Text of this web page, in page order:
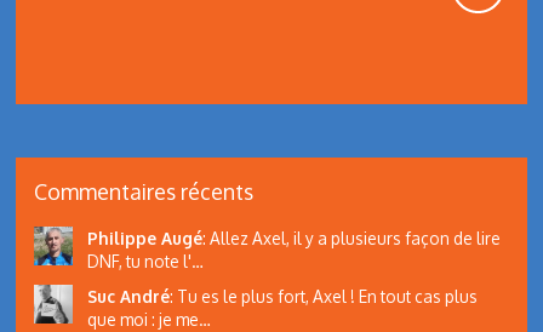
Commentaires récents
Philippe Augé: Allez Axel, il y a plusieurs façon de lire
DNF, tu note l'…
Suc André: Tu es le plus fort, Axel ! En tout cas plus
que moi : je me…